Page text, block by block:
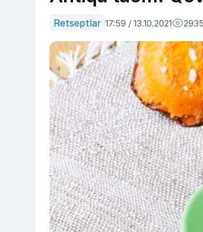
Retseptlar 17:59 / 13.10.2021 2935